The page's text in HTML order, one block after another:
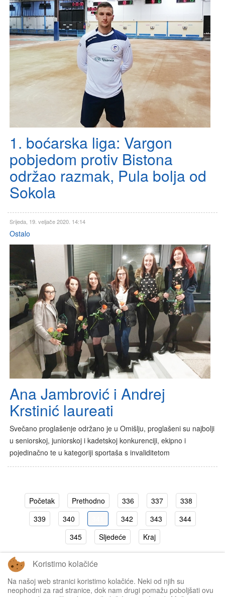
1. boćarska liga: Vargon
pobjedom protiv Bistona
održao razmak, Pula bolja od
Sokola
Srijeda, 19. veljače 2020. 14:14
Ostalo
Ana Jambrović i Andrej
Krstinić laureati
Svečano proglašenje održano je u Omišlju, proglašeni su najbolji
u seniorskoj, juniorskoj i kadetskoj konkurenciji, ekipno i
pojedinačno te u kategoriji sportaša s invaliditetom
Početak Prethodno 336 337
338
339
340 342 343
344
345
Sljedeće Kraj
Stranica 341 od 346
Koristimo kolačiće
Na našoj web stranici koristimo kolačiće. Neki od njih su
neophodni za rad stranice, dok nam drugi pomažu poboljšati ovu